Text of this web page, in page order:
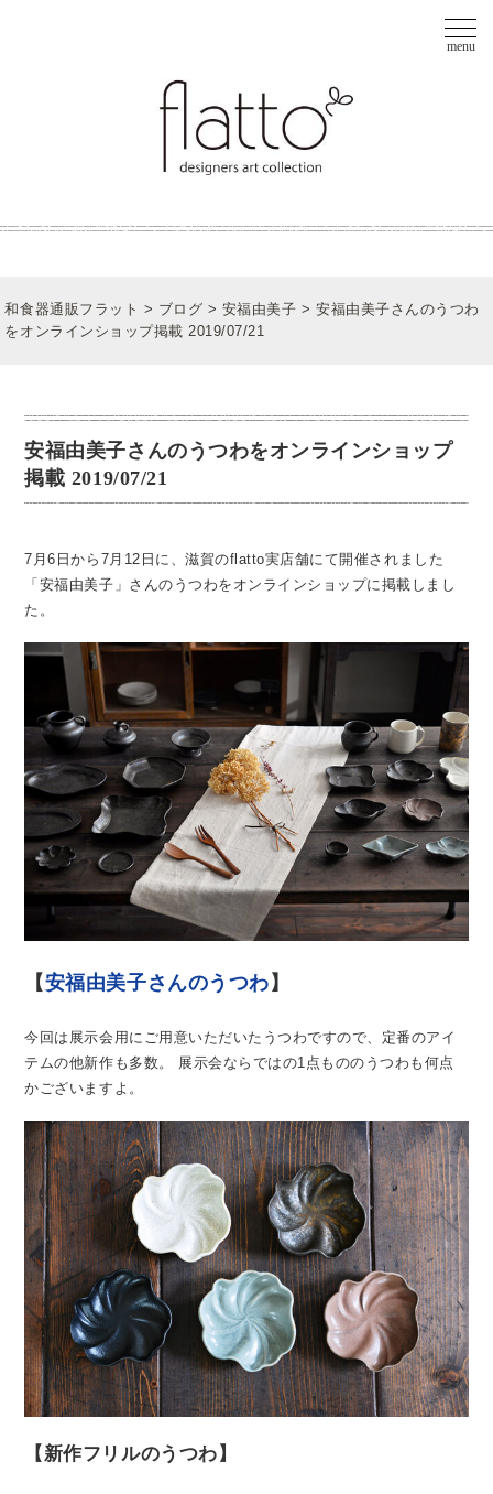
和食器通販フラット > ブログ > 安福由美子 >安福由美子さんのうつわ
をオンラインショップ掲載 2019/07/21
安福由美子さんのうつわをオンラインショップ
掲載 2019/07/21
7月6日から7月12日に、滋賀のflatto実店舗にて開催されました
「安福由美子」さんのうつわをオンラインショップに掲載しまし
た。
【安福由美子さんのうつわ 】
今回は展示会用にご用意いただいたうつわですので、定番のアイ
テムの他新作も多数。
展示会ならではの1点もののうつわも何点
かございますよ。
【新作フリルのうつわ】